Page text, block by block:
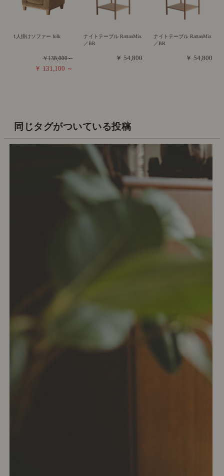
1人掛けソファー folk
￥138,000～
￥ 131,100 ～
ナイトテーブル RattanMix
／BR
￥ 54,800
ナイトテーブル RattanMix
／BR
￥ 54,800
同じタグがついている投稿